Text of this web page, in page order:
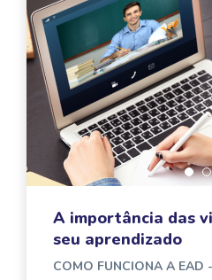
A importância das
seu aprendizado
COMO FUNCIONA A EAD